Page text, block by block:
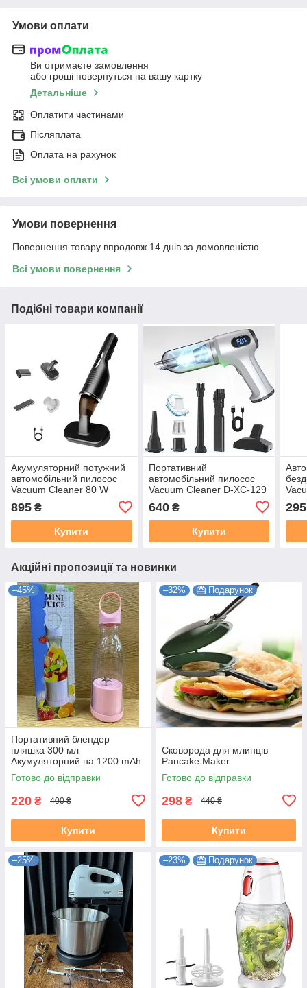
Умови оплати
Ви отримаєте замовлення
або гроші повернуться на вашу картку
Детальніше
Оплатити частинами
Післяплата
Оплата на рахунок
Всі умови оплати
Умови повернення
Повернення товару впродовж 14 днів за домовленістю
Всі умови повернення
Подібні товари компанії
Акумуляторний потужний
автомобільний пилосос
Vacuum Cleaner 80 W
895 ₴
Купити
Портативний
автомобільний пилосос
Vacuum Cleaner D-XC-129
640₴
Купити
295
Акційні пропозиції та новинки
–45%
Портативний блендер
пляшка 300 мл
Акумуляторний на 1200 mAh
Рожевий
Готово до відправки
220 ₴ 400 ₴
Купити
–32% Подарунок
Сковорода для млинців
Pancake Maker
Готово до відправки
298 ₴ 440 ₴
Купити
–25% –23% Подарунок